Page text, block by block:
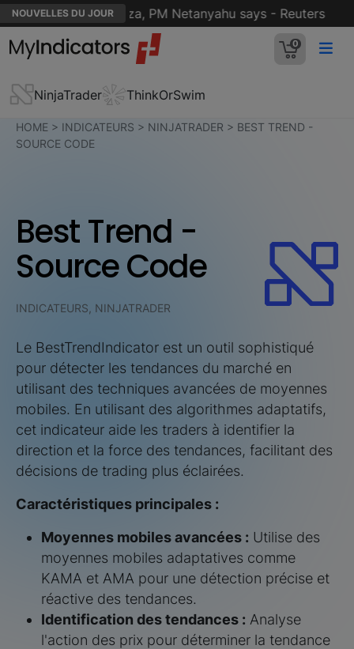
NOUVELLES DU JOUR
point plan for Gaza, PM Netanyahu says - Reuters
0
NinjaTrader ThinkOrSwim
HOME > INDICATEURS > NINJATRADER > BEST TREND -
SOURCE CODE
Best Trend -
Source Code
INDICATEURS, NINJATRADER
Le BestTrendIndicator est un outil sophistiqué
pour détecter les tendances du marché en
utilisant des techniques avancées de moyennes
mobiles. En utilisant des algorithmes adaptatifs,
cet indicateur aide les traders à identifier la
direction et la force des tendances, facilitant des
décisions de trading plus éclairées.
Caractéristiques principales :
Moyennes mobiles avancées : Utilise des
moyennes mobiles adaptatives comme
KAMA et AMA pour une détection précise et
réactive des tendances.
Identification des tendances : Analyse
l'action des prix pour déterminer la tendance